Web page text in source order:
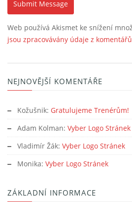
Web používá Akismet ke snížení
jsou zpracovávány údaje z
NEJNOVĚJŠÍ KOMENTÁŘE
Kožušnik: Gratulujeme Trenérům!
Adam Kolman: Vyber Logo Stránek
Vladimír Žák: Vyber Logo Stránek
Monika: Vyber Logo Stránek
ZÁKLADNÍ INFORMACE